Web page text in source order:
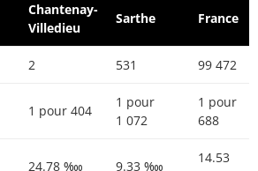
Chantenay-
Villedieu
Sarthe France
2 531 99 472
1 pour 404
1 pour
1 072
1 pour
688
24.78 ‱ 9.33 ‱
14.53